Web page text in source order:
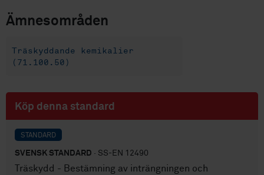
Ämnesområden
Träskyddande kemikalier
(71.100.50)
Köp denna standard
STANDARD
SVENSK STANDARD · SS-EN 12490
Träskydd - Bestämning av inträngningen och